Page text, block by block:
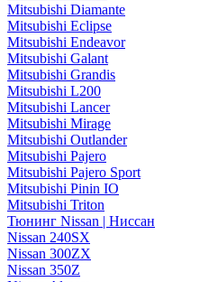
Mitsubishi Diamante
Mitsubishi Eclipse
Mitsubishi Endeavor
Mitsubishi Galant
Mitsubishi Grandis
Mitsubishi L200
Mitsubishi Lancer
Mitsubishi Mirage
Mitsubishi Outlander
Mitsubishi Pajero
Mitsubishi Pajero Sport
Mitsubishi Pinin IO
Mitsubishi Triton
Тюнинг Nissan | Ниссан
Nissan 240SX
Nissan 300ZX
Nissan 350Z